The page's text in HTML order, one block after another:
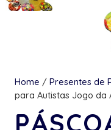
Home / Presentes de
para Autistas Jogo da